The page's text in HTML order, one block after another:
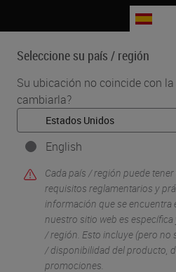
Seleccione su país / región
Su ubicación no coincide con la
cambiarla?
English
Cada país / región puede
requisitos reglamentarios y
información que se encuentra
nuestro sitio web es
/ región. Esto incluye (pero no
/ disponibilidad del producto,
promociones.
Inicio • Soluciones Para
IHC & Multiplexing •
Automated, Multiplexed Co-detection